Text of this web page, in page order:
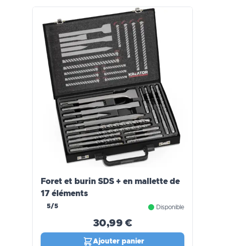
Foret et burin SDS + en mallette de
17 éléments
5/5 Disponible
30,99 €
Ajouter panier